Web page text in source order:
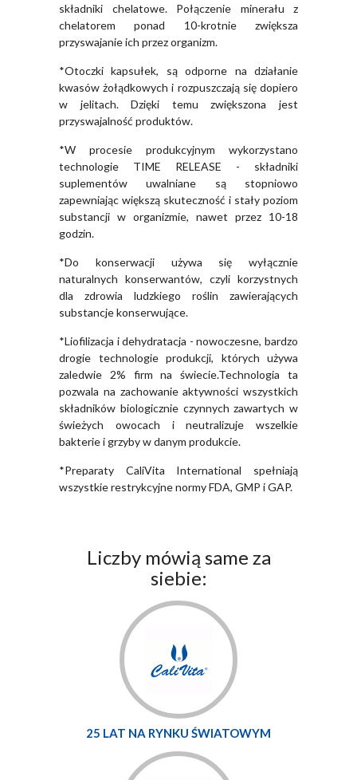
składniki chelatowe. Połączenie minerału z
chelatorem ponad 10-krotnie zwiększa
przyswajanie ich przez organizm.
*Otoczki kapsułek, są odporne na działanie
kwasów żołądkowych i rozpuszczają się dopiero
w jelitach. Dzięki temu zwiększona jest
przyswajalność produktów.
*W procesie produkcyjnym wykorzystano
technologie TIME RELEASE - składniki
suplementów uwalniane są stopniowo
zapewniając większą skuteczność i stały poziom
substancji w organizmie, nawet przez 10-18
godzin.
*Do konserwacji używa się wyłącznie
naturalnych konserwantów, czyli korzystnych
dla zdrowia ludzkiego roślin zawierających
substancje konserwujące.
*Liofilizacja i dehydratacja - nowoczesne, bardzo
drogie technologie produkcji, których używa
zaledwie 2% firm na świecie.Technologia ta
pozwala na zachowanie aktywności wszystkich
składników biologicznie czynnych zawartych w
świeżych owocach i neutralizuje wszelkie
bakterie i grzyby w danym produkcie.
*Preparaty CaliVita International spełniają
wszystkie restrykcyjne normy FDA, GMP i GAP.
Liczby mówią same za
siebie:
25 LAT NA RYNKU ŚWIATOWYM